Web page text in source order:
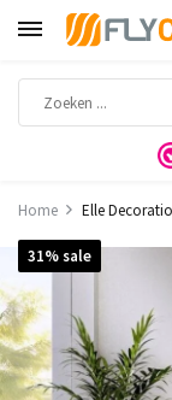
Home Elle
31% sale